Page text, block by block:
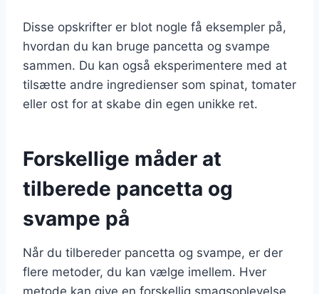
Disse opskrifter er blot nogle få eksempler på,
hvordan du kan bruge pancetta og svampe
sammen. Du kan også eksperimentere med at
tilsætte andre ingredienser som spinat, tomater
eller ost for at skabe din egen unikke ret.
Forskellige måder at
tilberede pancetta og
svampe på
Når du tilbereder pancetta og svampe, er der
flere metoder, du kan vælge imellem. Hver
metode kan give en forskellig smagsoplevelse